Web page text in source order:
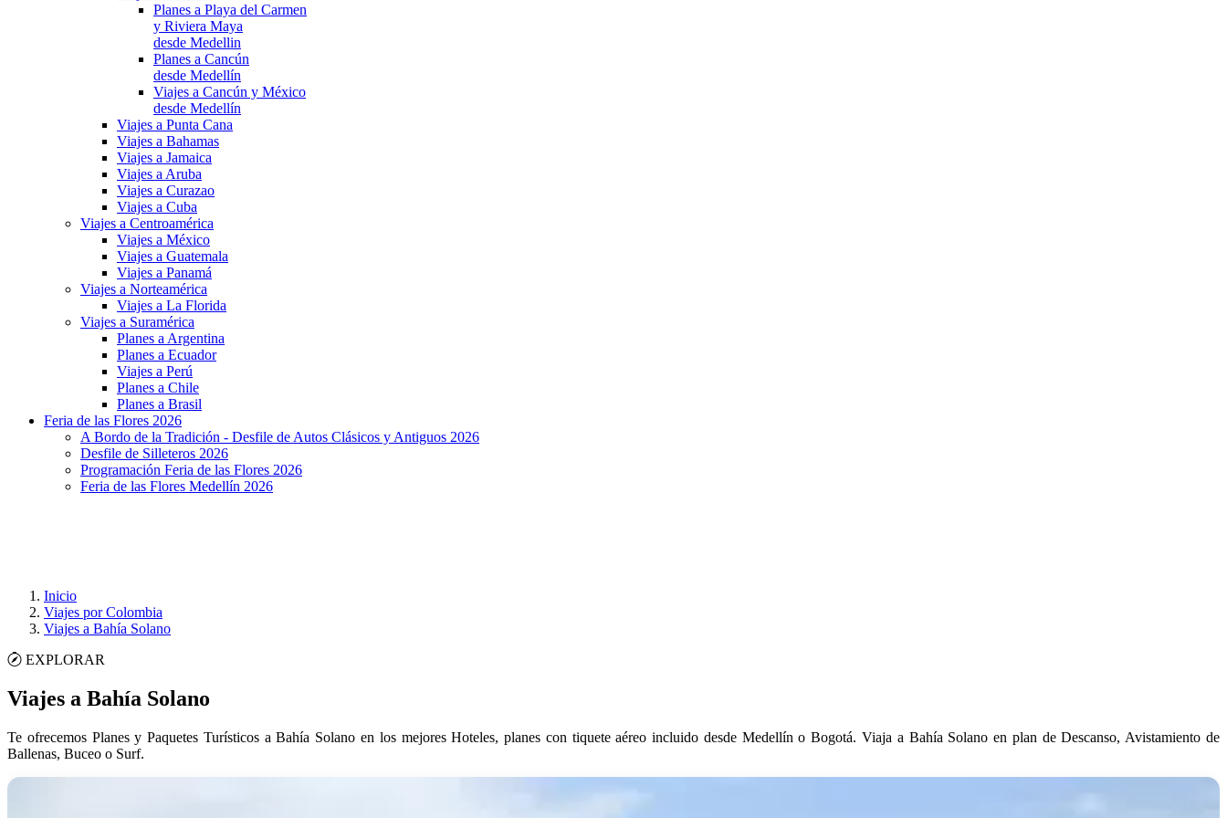
Planes a Playa del Carmen
y Riviera Maya
desde Medellin
Planes a Cancún
desde Medellín
Viajes a Cancún y México
desde Medellín
Viajes a Punta Cana
Viajes a Bahamas
Viajes a Jamaica
Viajes a Aruba
Viajes a Curazao
Viajes a Cuba
Viajes a Centroamérica
Viajes a México
Viajes a Guatemala
Viajes a Panamá
Viajes a Norteamérica
Viajes a La Florida
Viajes a Suramérica
Planes a Argentina
Planes a Ecuador
Viajes a Perú
Planes a Chile
Planes a Brasil
Feria de las Flores 2026
A Bordo de la Tradición - Desfile de Autos Clásicos y Antiguos 2026
Desfile de Silleteros 2026
Programación Feria de las Flores 2026
Feria de las Flores Medellín 2026
Inicio
Viajes por Colombia
Viajes a Bahía Solano
EXPLORAR
Viajes a Bahía Solano
Te ofrecemos Planes y Paquetes Turísticos a Bahía Solano en los mejores Hoteles, planes con tiquete aéreo incluido desde Medellín o Bogotá. Viaja a Bahía Solano en plan de Descanso, Avistamiento de
Ballenas, Buceo o Surf.